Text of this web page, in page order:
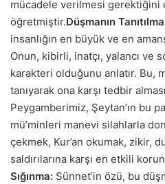
mücadele verilmesi gerektiğini
öğretmiştir.Düşmanın
insanlığın en büyük ve en
Onun, kibirli, inatçı, yalancı ve
karakteri olduğunu anlatır. Bu,
tanıyarak ona karşı tedbir
Peygamberimiz, Şeytan’ın bu
mü’minleri manevi silahlarla
çekmek, Kur’an okumak, zikir,
saldırılarına karşı en etkili
Sığınma: Sünnet’in özü, bu